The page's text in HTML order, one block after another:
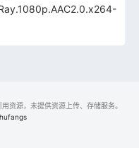
资源，未提供资源上传、存储服务。